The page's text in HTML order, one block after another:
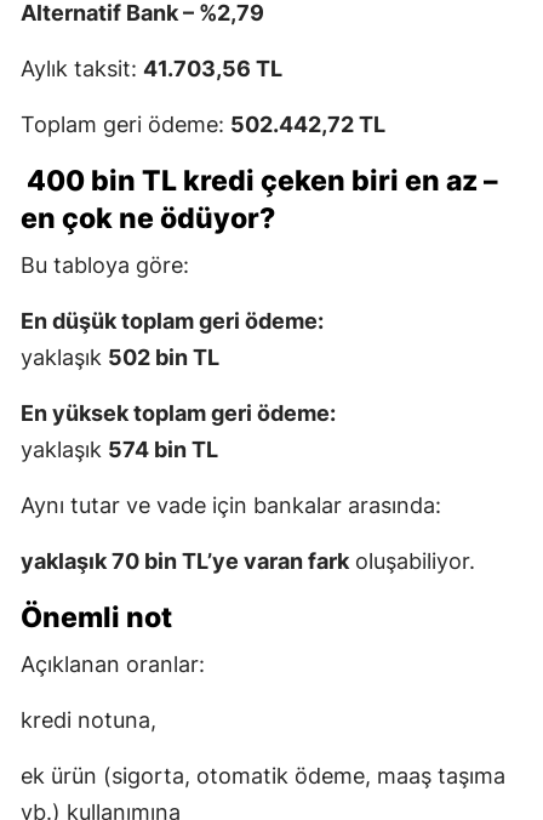
Alternatif Bank – %2,79
Aylık taksit: 41.703,56 TL
Toplam geri ödeme: 502.442,72 TL
400 bin TL kredi çeken biri en az –
en çok ne ödüyor?
Bu tabloya göre:
En düşük toplam geri ödeme:
yaklaşık 502 bin TL
En yüksek toplam geri ödeme:
yaklaşık 574 bin TL
Aynı tutar ve vade için bankalar arasında:
yaklaşık 70 bin TL’ye varan fark oluşabiliyor.
Önemli not
Açıklanan oranlar:
kredi notuna,
ek ürün (sigorta, otomatik ödeme, maaş taşıma
vb.) kullanımına